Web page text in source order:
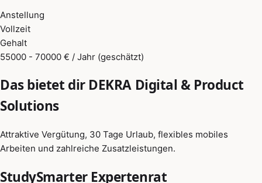
Anstellung
Vollzeit
Gehalt
55000 - 70000 € / Jahr (geschätzt)
Das bietet dir DEKRA Digital & Product
Solutions
Attraktive Vergütung, 30 Tage Urlaub, flexibles mobiles
Arbeiten und zahlreiche Zusatzleistungen.
StudySmarter Expertenrat